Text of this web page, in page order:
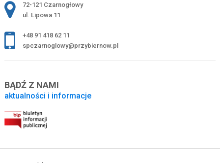
Adres pocztowy:
72-121 Czarnogłowy
ul. Lipowa 11
+48 91 418 62 11
spczarnoglowy@przybiernow.pl
BĄDŹ Z NAMI
aktualności i informacje